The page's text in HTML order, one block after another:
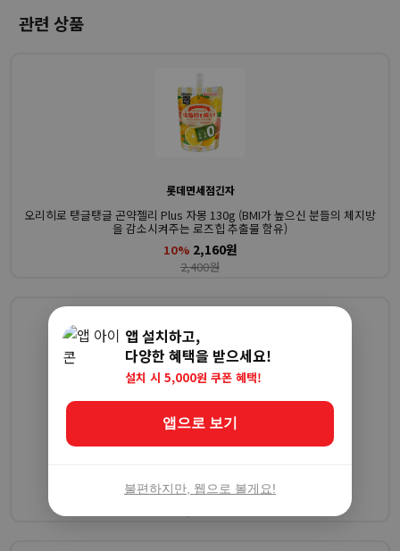
관련 상품
롯데면세점긴자
오리히로 탱글탱글 곤약젤리 Plus 자몽 130g (BMI가 높으신 분들의 체지방
을 감소시켜주는 로즈힙 추출물 함유)
10% 2,160원
2,400원
롯데면세점긴자
5% 1,880원
앱 설치하고,
다양한 혜택을 받으세요!
설치 시 5,000원 쿠폰 혜택!
앱으로 보기
불편하지만, 웹으로 볼게요!